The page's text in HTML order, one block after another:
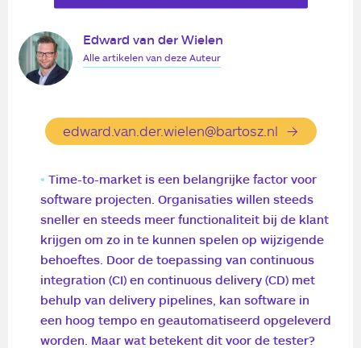
Time-to-market is een belangrijke factor voor
software projecten. Organisaties willen steeds
sneller en steeds meer functionaliteit bij de klant
krijgen om zo in te kunnen spelen op wijzigende
behoeftes. Door de toepassing van continuous
integration (CI) en continuous delivery (CD) met
behulp van delivery pipelines, kan software in
een hoog tempo en geautomatiseerd opgeleverd
worden. Maar wat betekent dit voor de tester?
Edward van der Wielen
Alle artikelen van deze Auteur
edward.van.der.wielen@bartosz.nl